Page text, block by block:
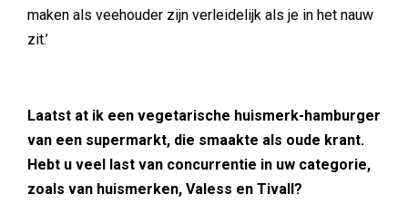
maken als veehouder zijn verleidelijk als je in het nauw
zit.’
Laatst at ik een vegetarische huismerk-hamburger
van een supermarkt, die smaakte als oude krant.
Hebt u veel last van concurrentie in uw categorie,
zoals van huismerken, Valess en Tivall?